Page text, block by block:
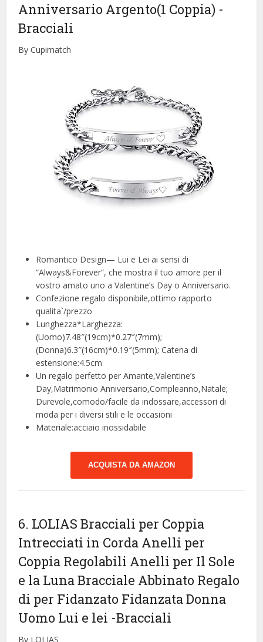
Anniversario Argento(1 Coppia) -
Bracciali
By Cupimatch
Romantico Design— Lui e Lei ai sensi di
“Always&Forever”, che mostra il tuo amore per il
vostro amato uno a Valentine’s Day o Anniversario.
Confezione regalo disponibile,ottimo rapporto
qualita`/prezzo
Lunghezza*Larghezza:
(Uomo)7.48″(19cm)*0.27″(7mm);
(Donna)6.3″(16cm)*0.19″(5mm); Catena di
estensione:4.5cm
Un regalo perfetto per Amante,Valentine’s
Day,Matrimonio Anniversario,Compleanno,Natale;
Durevole,comodo/facile da indossare,accessori di
moda per i diversi stili e le occasioni
Materiale:acciaio inossidabile
ACQUISTA DA AMAZON
6. LOLIAS Bracciali per Coppia
Intrecciati in Corda Anelli per
Coppia Regolabili Anelli per Il Sole
e la Luna Bracciale Abbinato Regalo
di per Fidanzato Fidanzata Donna
Uomo Lui e lei -Bracciali
By LOLIAS